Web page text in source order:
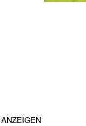
ANZEIGEN